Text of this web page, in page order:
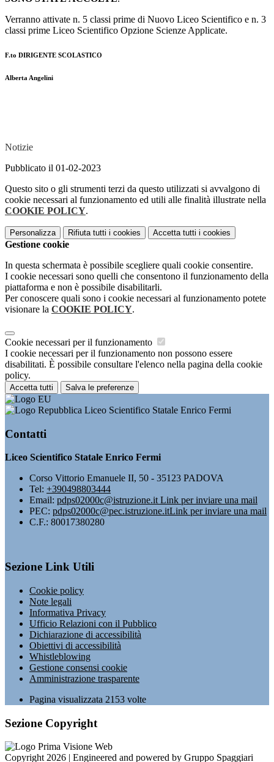
Verranno attivate n. 5 classi prime di Nuovo Liceo Scientifico e n. 3
classi prime Liceo Scientifico Opzione Scienze Applicate.
F.to DIRIGENTE SCOLASTICO
Alberta Angelini
Notizie
Pubblicato il 01-02-2023
Questo sito o gli strumenti terzi da questo utilizzati si avvalgono di
cookie necessari al funzionamento ed utili alle finalità illustrate nella
COOKIE POLICY.
Personalizza Rifiuta tutti i cookies Accetta tutti i cookies
Gestione cookie
In questa schermata è possibile scegliere quali cookie consentire.
I cookie necessari sono quelli che consentono il funzionamento della
piattaforma e non è possibile disabilitarli.
Per conoscere quali sono i cookie necessari al funzionamento potete
visionare la COOKIE POLICY.
Cookie necessari per il funzionamento
I cookie necessari per il funzionamento non possono essere
disabilitati. È possibile consultare l'elenco nella pagina della cookie
policy.
Accetta tutti Salva le preferenze
Liceo Scientifico Statale Enrico Fermi
Contatti
Liceo Scientifico Statale Enrico Fermi
Corso Vittorio Emanuele II, 50 - 35123 PADOVA
Tel: +390498803444
Email: pdps02000c@istruzione.itLink per inviare una mail
PEC: pdps02000c@pec.istruzione.itLink per inviare una mail
C.F.: 80017380280
Sezione Link Utili
Cookie policy
Note legali
Informativa Privacy
Ufficio Relazioni con il Pubblico
Dichiarazione di accessibilità
Obiettivi di accessibilità
Whistleblowing
Gestione consensi cookie
Amministrazione trasparente
Pagina visualizzata 2153 volte
Sezione Copyright
Copyright 2026 | Engineered and powered by Gruppo Spaggiari